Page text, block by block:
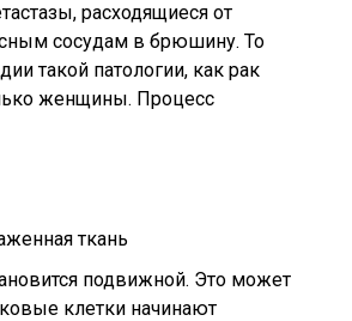
расходящиеся от
сосудам в брюшину. То
такой патологии, как рак
женщины. Процесс
подвижной. Это может
клетки начинают